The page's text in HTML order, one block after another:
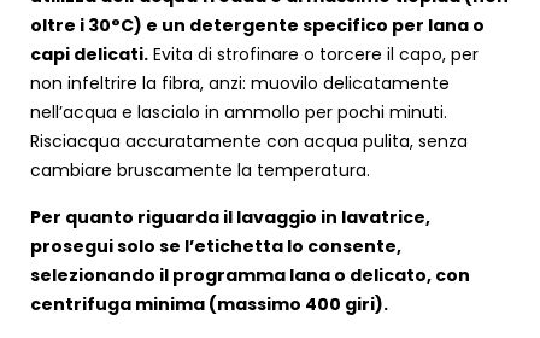
oltre i 30°C) e un detergente specifico per lana o
capi delicati. Evita di strofinare o torcere il capo, per
non infeltrire la fibra, anzi: muovilo delicatamente
nell’acqua e lascialo in ammollo per pochi minuti.
Risciacqua accuratamente con acqua pulita, senza
cambiare bruscamente la temperatura.
Per quanto riguarda il lavaggio in lavatrice,
prosegui solo se l’etichetta lo consente,
selezionando il programma lana o delicato, con
centrifuga minima (massimo 400 giri).